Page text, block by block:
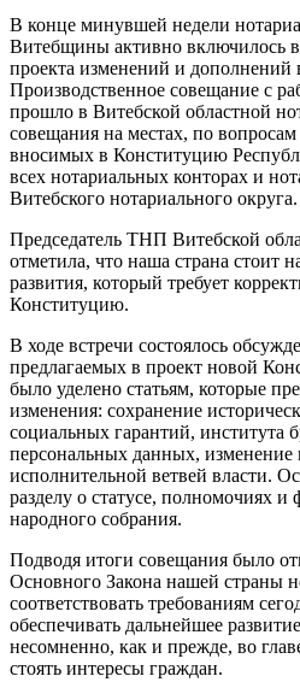
В конце минувшей недели
Витебщины активно включилось
проекта изменений и
Производственное совещание с
прошло в Витебской областной
совещания на местах, по
вносимых в Конституцию
всех нотариальных конторах и
Витебского нотариального округа.
Председатель ТНП Витебской
отметила, что наша страна стоит
развития, который требует
Конституцию.
В ходе встречи состоялось
предлагаемых в проект новой
было уделено статьям, которые
изменения: сохранение
социальных гарантий, института
персональных данных, изменение
исполнительной ветвей власти.
разделу о статусе, полномочиях и
народного собрания.
Подводя итоги совещания было
Основного Закона нашей страны
соответствовать требованиям
обеспечивать дальнейшее
несомненно, как и прежде, во
стоять интересы граждан.